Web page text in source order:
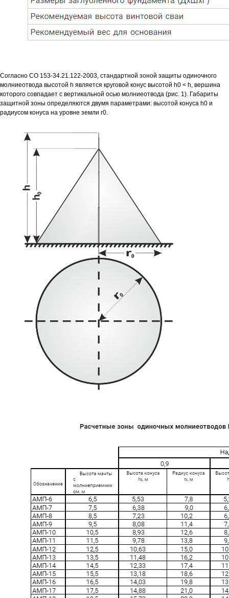
Согласно СО 153-34.21.122-2003, стандартной зоной защиты одиночного
молниеотвода высотой h является круговой конус высотой h0 < h, вершина
которого совпадает с вертикальной осью молниеотвода (рис. 1). Габариты
защитной зоны определяются двумя параметрами: высотой конуса h0 и
радиусом конуса на уровне земли r0.